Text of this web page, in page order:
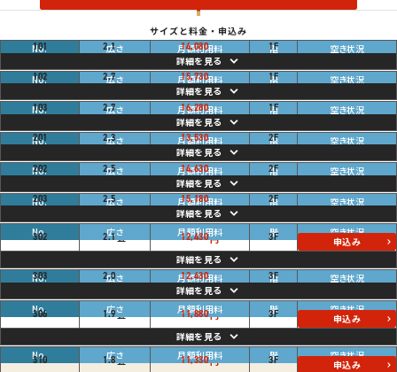
サイズと料金・申込み
101 2.1畳 14,080円 1F ご利用中
102 2.7畳 15,730円 1F ご利用中
103 2.7畳 16,280円 1F ご利用中
201 2.3畳 13,530円 2F ご利用中
202 2.5畳 14,630円 2F ご利用中
203 2.5畳 15,180円 2F ご利用中
302 2.1畳 12,430円 3F
空き
申込み
303 2.0畳 12,430円 3F ご利用中
306 1.9畳 11,880円 3F
空き
申込み
310 1.8畳 11,330円 3F
空き
申込み